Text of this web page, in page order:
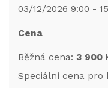
03/12/2026 9:00 -
Cena
Běžná cena: 3 900
Speciální cena pro